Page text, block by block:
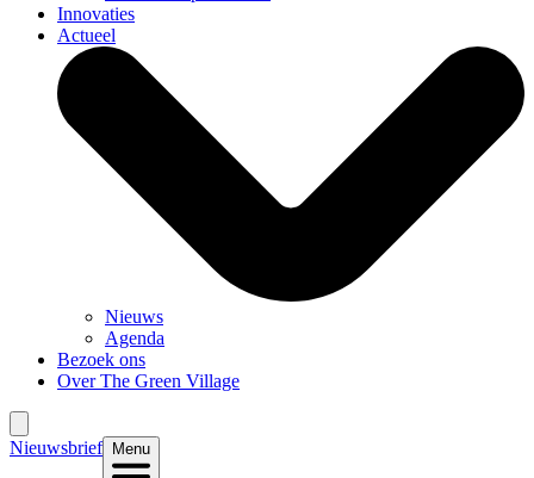
Innovaties
Actueel
Nieuws
Agenda
Bezoek ons
Over The Green Village
Nieuwsbrief Menu